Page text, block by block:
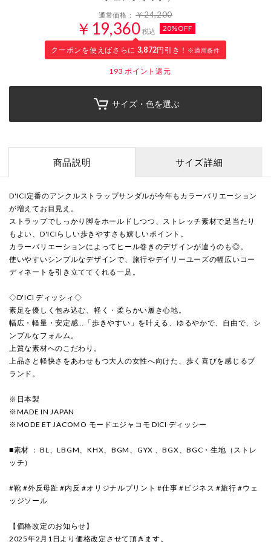
通常価格：￥24,200
￥19,360 税込 20%OFF
クーポンを使えばさらに 3,872円引き！ ※適用条件
193 ポイント還元
サイズ・色を選ぶ
商品説明 サイズ詳細
D'ICI定番のアンクルストラップサンダルが今年もカラーバリエーション
が増えてお目見え。
ストラップでしっかり脚をホールドしつつ、ストレッチ素材で足当たり
もよい、D'ICIらしい歩きやすさも嬉しいポイント。
カラーバリエーションによってヒール巻きのデザインが違うのも◎。
使いやすいシンプルなデザインで、旅行やデイリーユーズの幅広いコー
ディネートを引き立ててくれる一足。
◇D'ICI ディッシィ◇
素足を優しく包み込む、軽く・柔らかい履き心地。
幅広・軽量・安定感…「歩きやすい」を叶える、ゆるやかで、自由で、シ
ンプルなフォルム。
上質な素材へのこだわり。
上品さと軽快さをあわせもつ大人の女性へ向けた、歩く喜びを感じるブ
ランド。
※日本製
※MADE IN JAPAN
※MODE ET JACOMO モードエジャコモ DICI ディッシー
■素材 ： BL、LBGM、KHX、BGM、GYX 、BGX、BGC・生地（ストレ
ッチ）
#靴 #外反母趾 #内反 #オリジナルプリント #仕事 #ビジネス #旅行 #ウェ
ッジソール
【価格改定のお知らせ】
2025年2月1日より価格改定させて頂きます。